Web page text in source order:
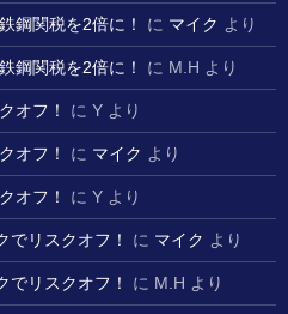
鋼関税を2倍に！ に マイク より
鋼関税を2倍に！ に M.H より
オフ！ に Y より
オフ！ に マイク より
オフ！ に Y より
でリスクオフ！ に マイク より
でリスクオフ！ に M.H より